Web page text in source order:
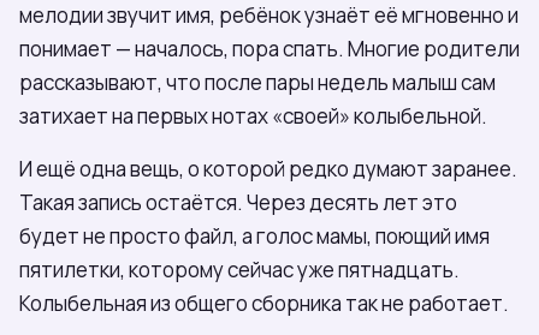
мелодии звучит имя, ребёнок узнаёт её мгновенно и
понимает — началось, пора спать. Многие родители
рассказывают, что после пары недель малыш сам
затихает на первых нотах «своей» колыбельной.
И ещё одна вещь, о которой редко думают заранее.
Такая запись остаётся. Через десять лет это
будет не просто файл, а голос мамы, поющий имя
пятилетки, которому сейчас уже пятнадцать.
Колыбельная из общего сборника так не работает.